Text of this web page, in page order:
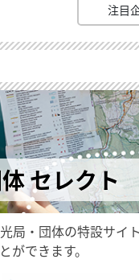
注目
セレクト
局・団体の特設サ
ができます。